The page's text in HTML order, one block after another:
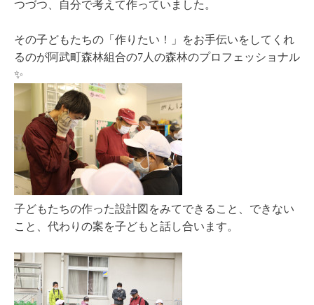
つづつ、自分で考えて作っていました。
その子どもたちの「作りたい！」をお手伝いをしてくれ
るのが阿武町森林組合の7人の森林のプロフェッショナル
✨
子どもたちの作った設計図をみてできること、できない
こと、代わりの案を子どもと話し合います。